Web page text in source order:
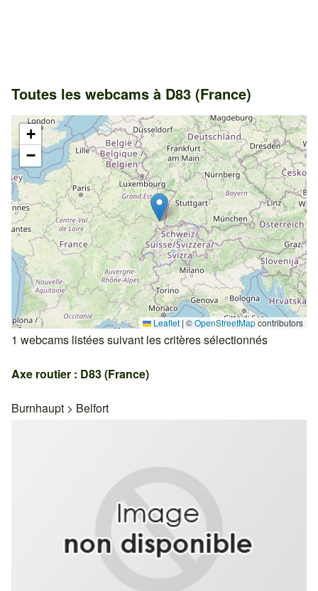
Toutes les webcams à D83 (France)
+
−
Leaflet | ©OpenStreetMapcontributors
1 webcams listées suivant les critères sélectionnés
Axe routier : D83 (France)
Burnhaupt > Belfort